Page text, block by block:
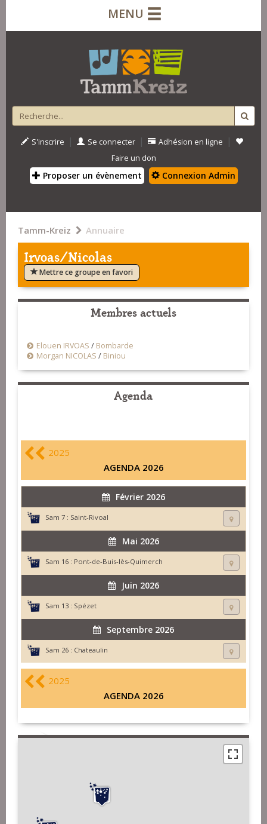
MENU
S'inscrire | Se connecter | Adhésion en ligne |
Faire un don
Proposer un évènement Connexion Admin
Tamm-Kreiz Annuaire
Irvoas/Nicolas
Mettre ce groupe en favori
Membres actuels
Elouen IRVOAS / Bombarde
Morgan NICOLAS / Biniou
Agenda
2025
AGENDA 2026
Février 2026
Sam 7 : Saint-Rivoal
Mai 2026
Sam 16 : Pont-de-Buis-lès-Quimerch
Juin 2026
Sam 13 : Spézet
Septembre 2026
Sam 26 : Chateaulin
2025
AGENDA 2026